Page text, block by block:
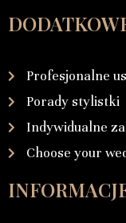
Profesjonalne
Porady stylistki
Indywidualne
Choose your